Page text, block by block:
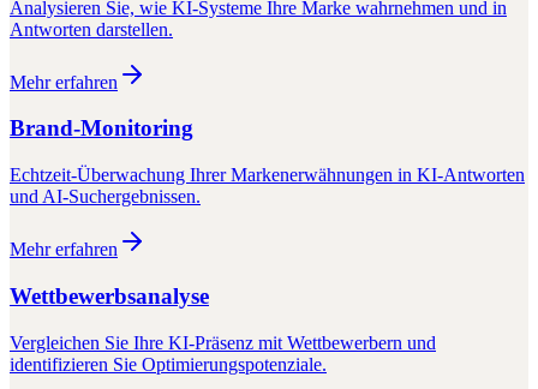
Analysieren Sie, wie KI-Systeme Ihre Marke wahrnehmen und in
Antworten darstellen.
Mehr erfahren
Brand-Monitoring
Echtzeit-Überwachung Ihrer Markenerwähnungen in KI-Antworten
und AI-Suchergebnissen.
Mehr erfahren
Wettbewerbsanalyse
Vergleichen Sie Ihre KI-Präsenz mit Wettbewerbern und
identifizieren Sie Optimierungspotenziale.